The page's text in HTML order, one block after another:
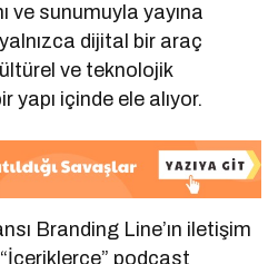
ve sunumuyla yayına
dijital bir araç
ve teknolojik
yapı içinde ele alıyor.
Branding Line’ın iletişim
podcast